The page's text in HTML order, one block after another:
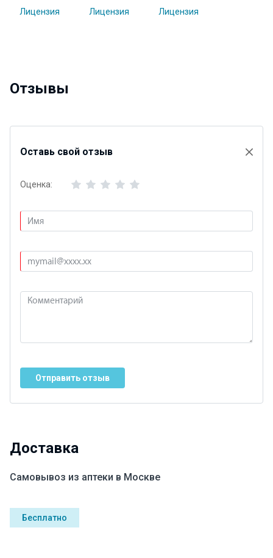
Отзывы
Оставь свой отзыв
Оценка:
Отправить отзыв
Доставка
Самовывоз из аптеки в Москве
Бесплатно